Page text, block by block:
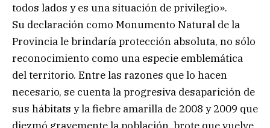
todos lados y es una situación de privilegio».
Su declaración como Monumento Natural de la
Provincia le brindaría protección absoluta, no sólo
reconocimiento como una especie emblemática
del territorio. Entre las razones que lo hacen
necesario, se cuenta la progresiva desaparición de
sus hábitats y la fiebre amarilla de 2008 y 2009 que